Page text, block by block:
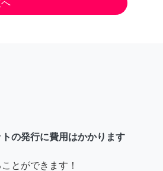
の発行に費用はかかります
とができます！